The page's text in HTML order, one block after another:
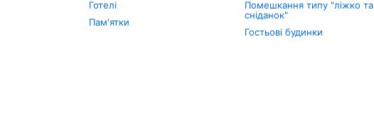
Готелі
Пам'ятки
Помешкання типу "ліжко та
сніданок"
Гостьові будинки